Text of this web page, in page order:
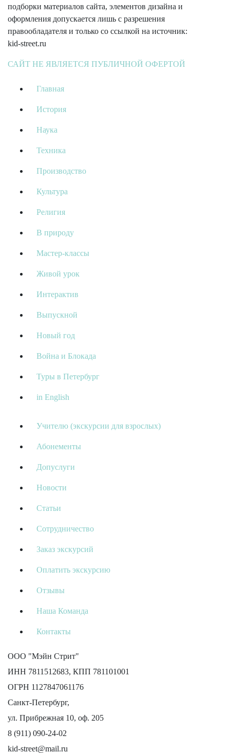
подборки материалов сайта, элементов дизайна и
оформления допускается лишь с разрешения
правообладателя и только со ссылкой на источник:
kid-street.ru
САЙТ НЕ ЯВЛЯЕТСЯ ПУБЛИЧНОЙ ОФЕРТОЙ
Главная
История
Наука
Техника
Производство
Культура
Религия
В природу
Мастер-классы
Живой урок
Интерактив
Выпускной
Новый год
Война и Блокада
Туры в Петербург
in English
Учителю (экскурсии для взрослых)
Абонементы
Допуслуги
Новости
Статьи
Сотрудничество
Заказ экскурсий
Оплатить экскурсию
Отзывы
Наша Команда
Контакты
ООО "Мэйн Стрит"
ИНН 7811512683, КПП 781101001
ОГРН 1127847061176
Санкт-Петербург,
ул. Прибрежная 10, оф. 205
8 (911) 090-24-02
kid-street@mail.ru